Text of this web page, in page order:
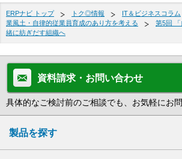
ERPナビ トップ トク◎情報 IT＆ビジネスコラム
業風土・自律的従業員育成のあり方を考える
第5回
緒に紡ぎだす組織へ
資料請求・お問い合わせ
具体的なご検討前のご相談でも、お気軽にお
製品を探す